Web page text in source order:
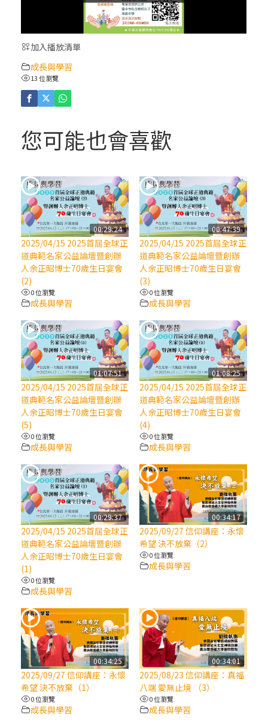
【信仰之旅】第十集：「逾越奧蹟」— 錢玲
珠老師
(5)黃敏正主教帶你做「四旬期避靜」—【逾
人相遇
(2)黃敏正主教帶你做「四旬期避靜」—【逾
越的智慧】：七項齋戒的意義與益處
【信仰之旅】第九集：「如果你的痛苦比快
樂多」—歐義明神父 / 應芝莉老師
(1)黃敏正主教帶你做「四旬期避靜」—【逾
有」
【信仰之旅】第八集：「耶穌為什麼降生到
人世」—高樂祈修女
2025/10/10【萬物讚頌頌歌 – 太陽與生態音
樂會】紀念聖方濟與已逝教宗方濟各（中）
2025/10/10【萬物讚頌頌歌 – 太陽與生態音
樂會】紀念聖方濟與已逝教宗方濟各（下）
2025/10/10【萬物讚頌頌歌 – 太陽與生態音
樂會】紀念聖方濟與已逝教宗方濟各（上）
(9完結)黃敏正主教帶你做【將臨期避靜】—
匝凱的「新生命」：利他與內化
降生成人與人同在＝「厄瑪努爾」
(7)黃敏正主教帶你做【將臨期避靜】—耶穌
降生人間，需要人的「接納」
(6)黃敏正主教帶你做【將臨期避靜】—「馬
加入播放清單
成長與學習
13 位瀏覽
您可能也會喜歡
00:29:24
2025/04/15 2025首屆全球正
道典範名家公益論壇暨創辦
人余正昭博士70歲生日宴會
(2)
0 位瀏覽
成長與學習
00:47:39
2025/04/15 2025首屆全球正
道典範名家公益論壇暨創辦
人余正昭博士70歲生日宴會
(3)
0 位瀏覽
成長與學習
01:07:51
2025/04/15 2025首屆全球正
道典範名家公益論壇暨創辦
人余正昭博士70歲生日宴會
(5)
0 位瀏覽
成長與學習
01:08:25
2025/04/15 2025首屆全球正
道典範名家公益論壇暨創辦
人余正昭博士70歲生日宴會
(4)
0 位瀏覽
成長與學習
00:29:37
2025/04/15 2025首屆全球正
道典範名家公益論壇暨創辦
人余正昭博士70歲生日宴會
(1)
0 位瀏覽
成長與學習
00:34:17
2025/09/27 信仰講座：永懷
希望 決不放棄（2）
0 位瀏覽
成長與學習
00:34:25
2025/09/27 信仰講座：永懷
希望 決不放棄（1）
0 位瀏覽
成長與學習
00:34:01
2025/08/23 信仰講座：真福
八端 愛無止境 （3）
0 位瀏覽
成長與學習